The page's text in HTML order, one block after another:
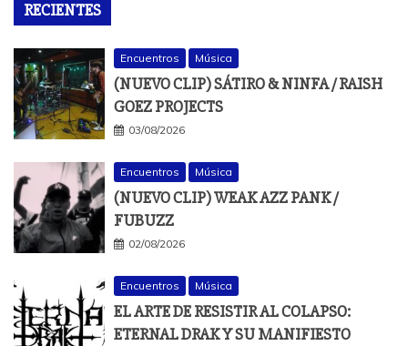
RECIENTES
Encuentros Música
(NUEVO CLIP) SÁTIRO & NINFA / RAISH
GOEZ PROJECTS
03/08/2026
Encuentros Música
(NUEVO CLIP) WEAK AZZ PANK /
FUBUZZ
02/08/2026
Encuentros Música
EL ARTE DE RESISTIR AL COLAPSO:
ETERNAL DRAK Y SU MANIFIESTO